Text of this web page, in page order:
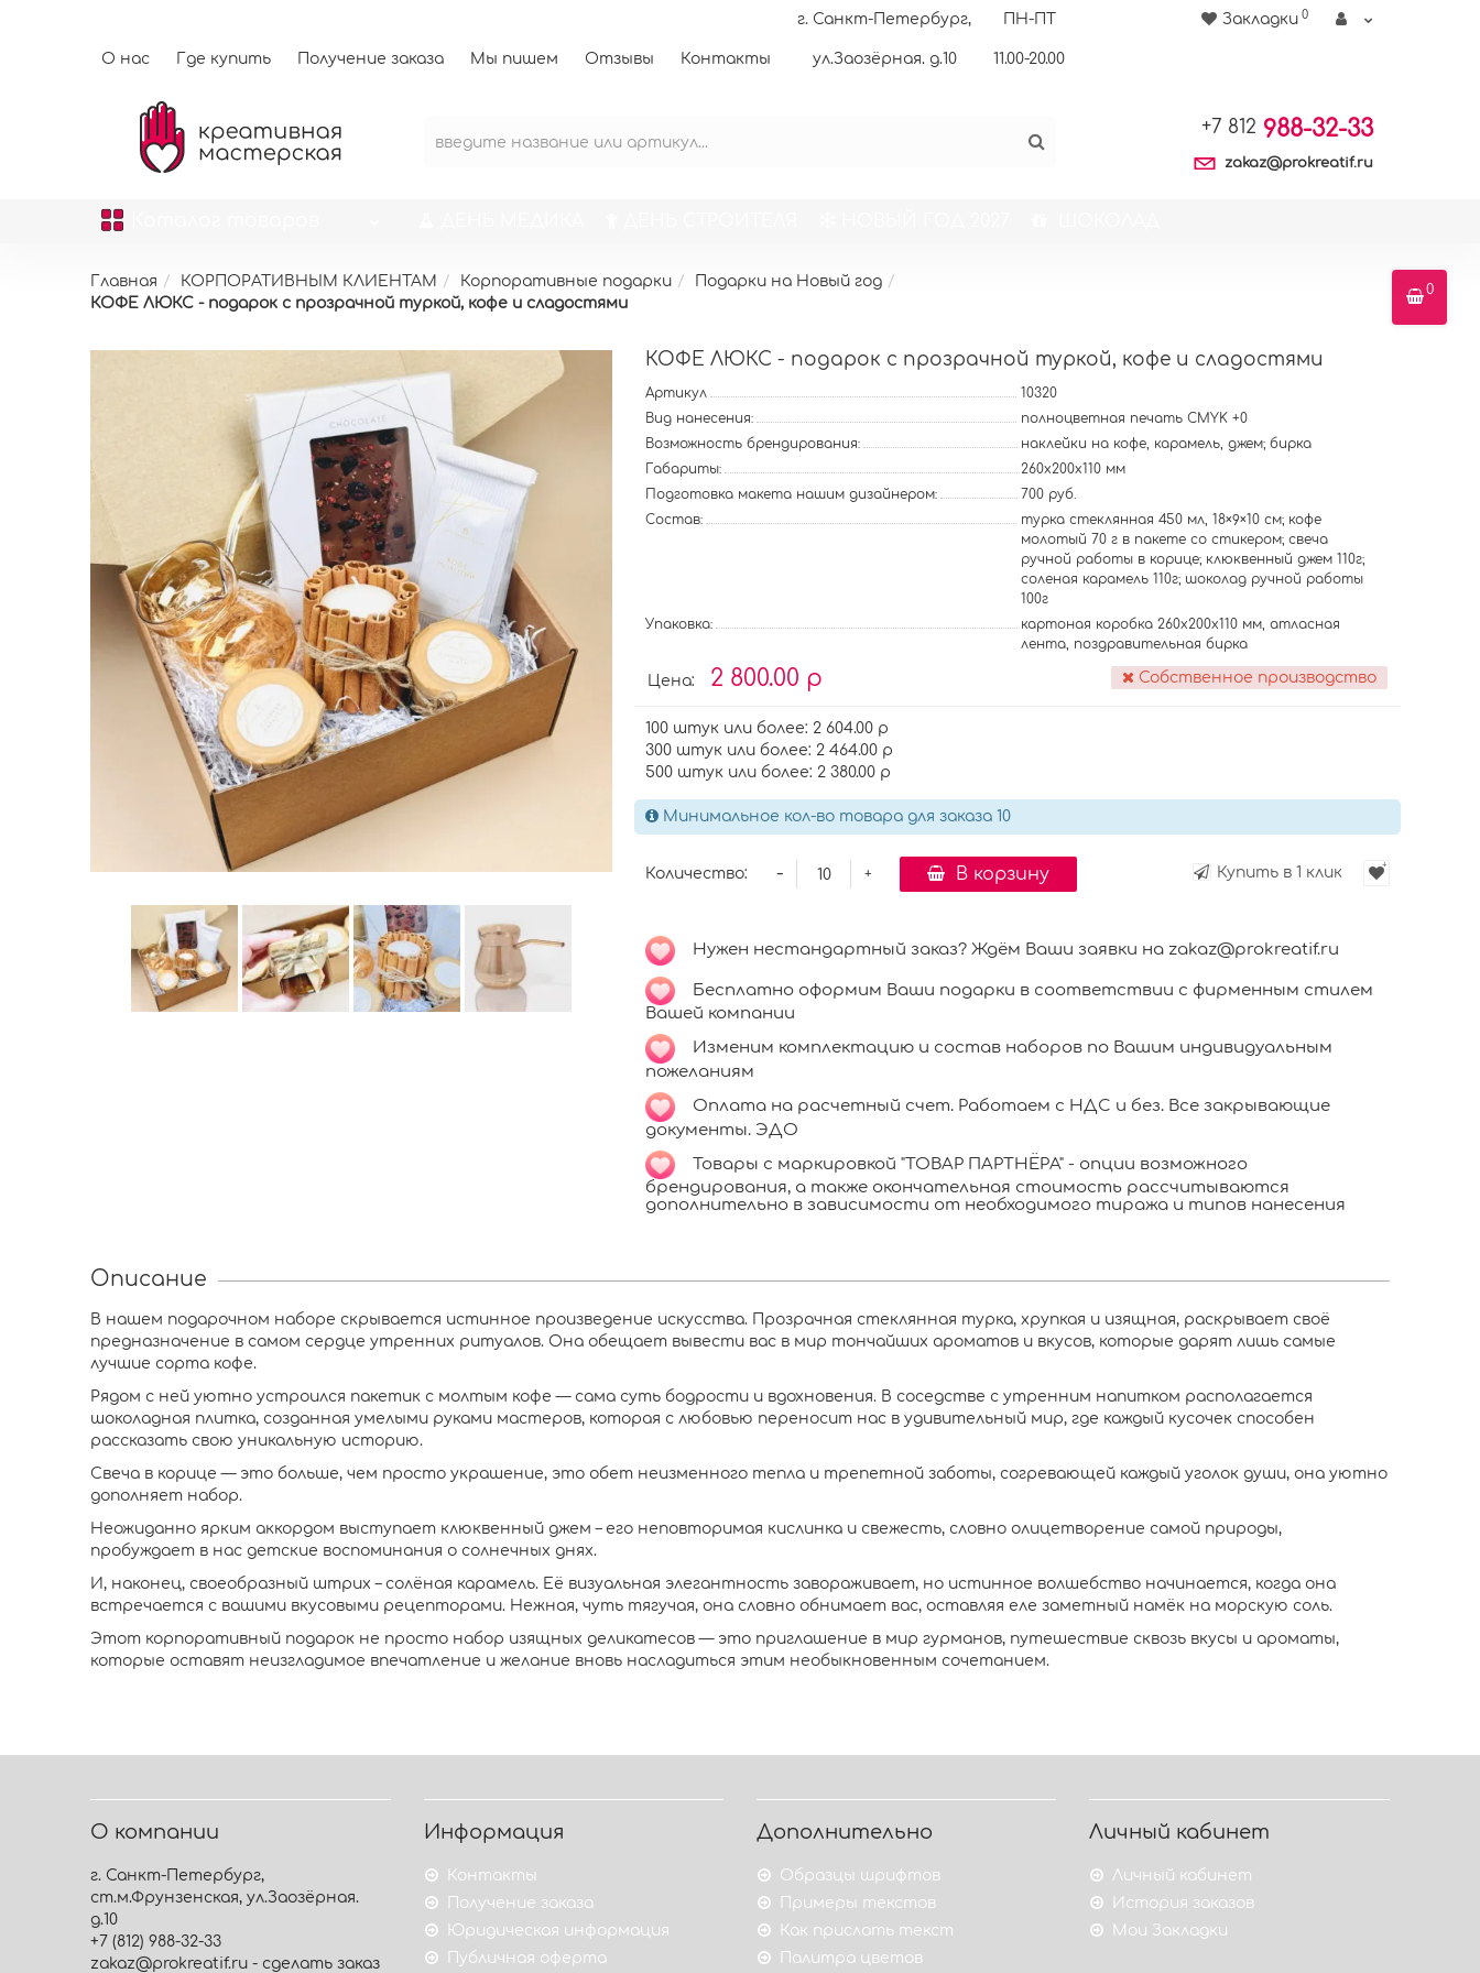
О нас Где купить Получение заказа Мы пишем Отзывы Контакты
г. Санкт-Петербург,
ул.Заозёрная. д.10
ПН-ПТ
11.00-20.00
Закладки 0
+7 812 988-32-33
zakaz@prokreatif.ru
0
Главная КОРПОРАТИВНЫМ КЛИЕНТАМ Корпоративные подарки
Подарки на Новый год
КОФЕ ЛЮКС - подарок с прозрачной туркой, кофе и сладостями
КОФЕ ЛЮКС - подарок с прозрачной туркой, кофе и сладостями
Артикул
10320
Вид нанесения:
полноцветная печать CMYK +0
Возможность брендирования:
наклейки на кофе, карамель, джем; бирка
Габариты:
260х200х110 мм
Подготовка макета нашим дизайнером:
700 руб.
Состав:
турка стеклянная 450 мл, 18×9×10 см; кофе
молотый 70 г в пакете со стикером; свеча
ручной работы в корице; клюквенный джем 110г;
соленая карамель 110г; шоколад ручной работы
100г
Упаковка:
картоная коробка 260х200х110 мм, атласная
лента, поздравительная бирка
Цена: 2 800.00 р Собственное производство
100 штук или более: 2 604.00 р
300 штук или более: 2 464.00 р
500 штук или более: 2 380.00 р
Минимальное кол-во товара для заказа 10
Количество: +
- В корзину Купить в 1 клик
Нужен нестандартный заказ? Ждём Ваши заявки на zakaz@prokreatif.ru
Бесплатно оформим Ваши подарки в соответствии с фирменным стилем
Вашей компании
Изменим комплектацию и состав наборов по Вашим индивидуальным
пожеланиям
Оплата на расчетный счет. Работаем с НДС и без. Все закрывающие
документы. ЭДО
Товары с маркировкой "ТОВАР ПАРТНЁРА" - опции возможного
брендирования, а также окончательная стоимость рассчитываются
дополнительно в зависимости от необходимого тиража и типов нанесения
Описание
В нашем подарочном наборе скрывается истинное произведение искусства. Прозрачная стеклянная турка, хрупкая и изящная, раскрывает своё
предназначение в самом сердце утренних ритуалов. Она обещает вывести вас в мир тончайших ароматов и вкусов, которые дарят лишь самые
лучшие сорта кофе.
Рядом с ней уютно устроился пакетик с молтым кофе — сама суть бодрости и вдохновения. В соседстве с утренним напитком располагается
шоколадная плитка, созданная умелыми руками мастеров, которая с любовью переносит нас в удивительный мир, где каждый кусочек способен
рассказать свою уникальную историю.
Свеча в корице — это больше, чем просто украшение, это обет неизменного тепла и трепетной заботы, согревающей каждый уголок души, она уютно
дополняет набор.
Неожиданно ярким аккордом выступает клюквенный джем – его неповторимая кислинка и свежесть, словно олицетворение самой природы,
пробуждает в нас детские воспоминания о солнечных днях.
И, наконец, своеобразный штрих – солёная карамель. Её визуальная элегантность завораживает, но истинное волшебство начинается, когда она
встречается с вашими вкусовыми рецепторами. Нежная, чуть тягучая, она словно обнимает вас, оставляя еле заметный намёк на морскую соль.
Этот корпоративный подарок не просто набор изящных деликатесов — это приглашение в мир гурманов, путешествие сквозь вкусы и ароматы,
которые оставят неизгладимое впечатление и желание вновь насладиться этим необыкновенным сочетанием.
О компании
г. Санкт-Петербург,
ст.м.Фрунзенская, ул.Заозёрная.
д.10
+7 (812) 988-32-33
zakaz@prokreatif.ru - сделать заказ
Информация
Контакты
Получение заказа
Юридическая информация
Публичная оферта
Дополнительно
Образцы шрифтов
Примеры текстов
Как прислать текст
Палитра цветов
Личный кабинет
Личный кабинет
История заказов
Мои Закладки